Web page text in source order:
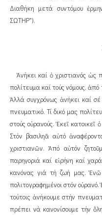
Διαθήκη μετά συντόμου
ΣΩΤΗΡ").
Ἀνήκει καί ὁ χριστιανός ὡς
πολίτευμα καί τούς νόμους, ἀπό
Ἀλλά συγχρόνως ἀνήκει καί σέ
πνευματικό. Τί δικό μας
στούς οὐρανούς. Ἐκεῖ κατοικεῖ
Στόν βασιληᾶ αὐτό
χριστιανῶν. Ἀπό αὐτόν
παρηγοριά καί εἰρήνη καί
κανόνας γιά τή ζωή μας. Ἐνῶ
πολιτογραφημένοι στόν
τούτοις ἀνήκουμε στήν
πρέπει νά κανονίσουμε τήν